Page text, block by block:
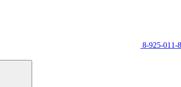
8-925-011-